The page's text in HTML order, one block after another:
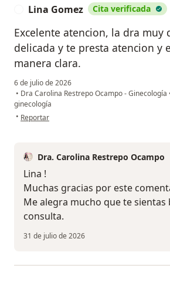
Lina Gomez Cita verificada
Excelente atencion, la dra muy
delicada y te presta atencion y
manera clara.
6 de julio de 2026
• Dra Carolina Restrepo Ocampo - Ginecología
ginecología
• en opinión del usuario Lina Gomez
Reportar
Dra. Carolina Restrepo Ocampo
Lina !
Muchas gracias por este
Me alegra mucho que te sientas
consulta.
31 de julio de 2026